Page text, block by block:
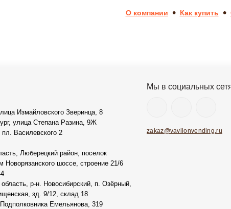
О компании • Как купить •
Измайловского Зверинца, 8
улица Степана Разина, 9Ж
пл. Василевского 2
Люберецкий район, поселок
Новорязанского шоссе, строение 21/6
область, р-н. Новосибирский, п. Озёрный,
зд. 9/12, склад 18
Емельянова, 319
Мы в социальных
zakaz@vavilonvending.ru